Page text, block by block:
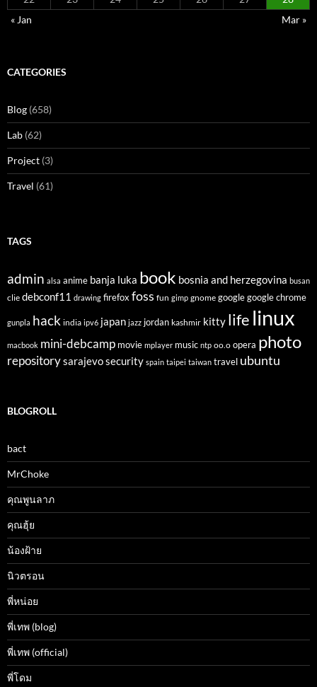
« Jan
Mar »
CATEGORIES
Blog (658)
Lab (62)
Project (3)
Travel (61)
TAGS
admin alsa anime banja luka book bosnia and herzegovina busan
clie debconf11 drawing firefoxfoss fun gimp gnome google google chrome
gunpla hack india ipv6 japan jazz jordan kashmir kitty life linux
macbook mini-debcamp movie mplayer music ntp oo.o opera photo
repositorysarajevosecurity spain taipei taiwan travel ubuntu
BLOGROLL
bact
MrChoke
คุณพูนลาภ
คุณฮุ้ย
น้องฝ้าย
นิวตรอน
พี่หน่อย
พี่เทพ (blog)
พี่เทพ (official)
พี่โดม